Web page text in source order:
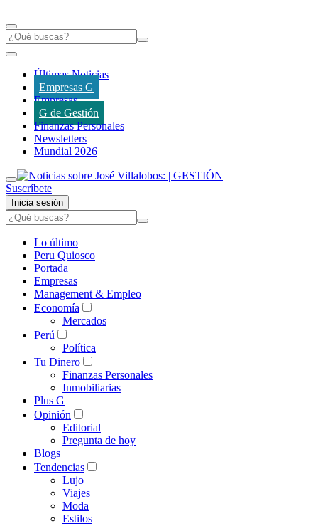
Últimas Noticias
Empresas G
Empresas
G de Gestión
Finanzas Personales
Newsletters
Mundial 2026
Suscríbete
Inicia sesión
Lo último
Peru Quiosco
Portada
Empresas
Management & Empleo
Economía
Mercados
Perú
Política
Tu Dinero
Finanzas Personales
Inmobiliarias
Plus G
Opinión
Editorial
Pregunta de hoy
Blogs
Tendencias
Lujo
Viajes
Moda
Estilos